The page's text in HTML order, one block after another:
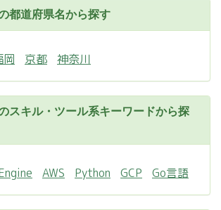
都道府県名から探す
岡 京都 神奈川
スキル・ツール系キーワードから探
AWS Python GCP Go言語